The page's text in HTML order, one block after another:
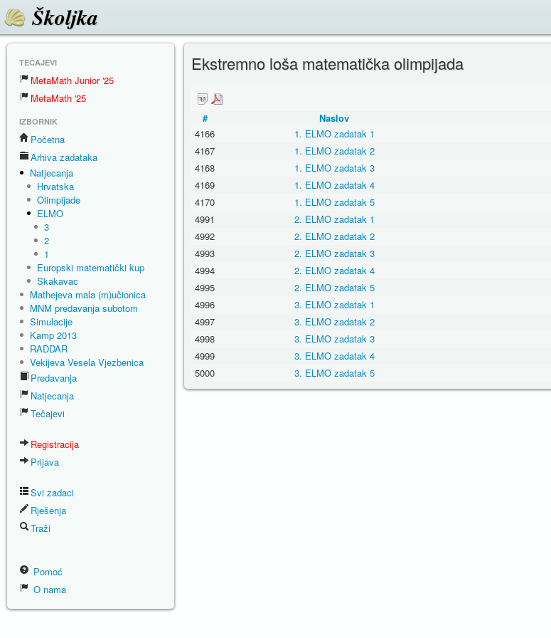
Školjka
TEČAJEVI
MetaMath Junior '25
MetaMath '25
IZBORNIK
Početna
Arhiva zadataka
Natjecanja
Hrvatska
Olimpijade
ELMO
3
2
1
Europski matematički kup
Skakavac
Mathejeva mala (m)učionica
MNM predavanja subotom
Simulacije
Kamp 2013
RADDAR
Vekijeva Vesela Vjezbenica
Predavanja
Natjecanja
Tečajevi
Registracija
Prijava
Svi zadaci
Rješenja
Traži
Pomoć
O nama
Ekstremno loša matematička olimpijada
#
Naslov
4166
1. ELMO zadatak 1
4167
1. ELMO zadatak 2
4168
1. ELMO zadatak 3
4169
1. ELMO zadatak 4
4170
1. ELMO zadatak 5
4991
2. ELMO zadatak 1
4992
2. ELMO zadatak 2
4993
2. ELMO zadatak 3
4994
2. ELMO zadatak 4
4995
2. ELMO zadatak 5
4996
3. ELMO zadatak 1
4997
3. ELMO zadatak 2
4998
3. ELMO zadatak 3
4999
3. ELMO zadatak 4
5000
3. ELMO zadatak 5